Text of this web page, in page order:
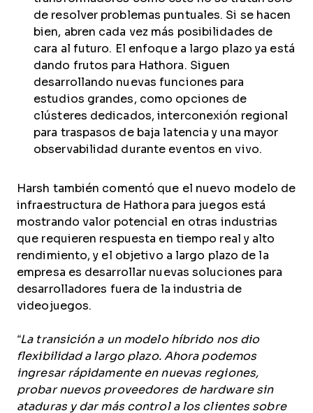
de resolver problemas puntuales. Si se hacen
bien, abren cada vez más posibilidades de
cara al futuro. El enfoque a largo plazo ya está
dando frutos para Hathora. Siguen
desarrollando nuevas funciones para
estudios grandes, como opciones de
clústeres dedicados, interconexión regional
para traspasos de baja latencia y una mayor
observabilidad durante eventos en vivo.
Harsh también comentó que el nuevo modelo de
infraestructura de Hathora para juegos está
mostrando valor potencial en otras industrias
que requieren respuesta en tiempo real y alto
rendimiento, y el objetivo a largo plazo de la
empresa es desarrollar nuevas soluciones para
desarrolladores fuera de la industria de
videojuegos.
“La transición a un modelo híbrido nos dio
flexibilidad a largo plazo. Ahora podemos
ingresar rápidamente en nuevas regiones,
probar nuevos proveedores de hardware sin
ataduras y dar más control a los clientes sobre